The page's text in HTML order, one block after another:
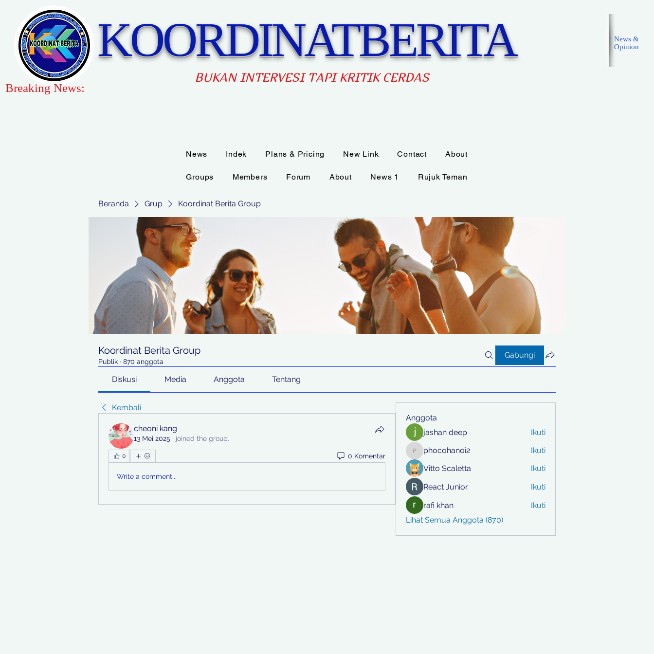
KOORDINATBERITA
BUKAN INTERVESI TAPI KRITIK CERDAS
News &
Opinion
Breaking News:
Beranda Grup Koordinat Berita Group
Koordinat Berita Group
Publik · 870 anggota
Gabungi
Diskusi Media Anggota Tentang
Kembali
cheoni kang
13 Mei 2025 · joined the group.
0 0 Komentar
Write a comment...
Anggota
jashan deep
Ikuti
phocohanoi2
phocohanoi2
Ikuti
Vitto Scaletta
Ikuti
React Junior
Ikuti
rafi khan
Ikuti
Lihat Semua Anggota (870)
News Indek Plans & Pricing New Link Contact About
Groups Members Forum About News 1 Rujuk Teman